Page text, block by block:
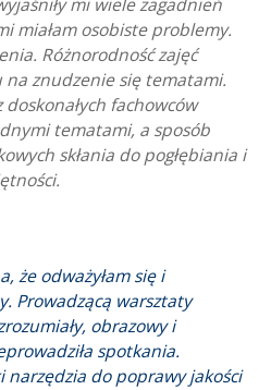
miałam osobiste problemy.
Różnorodność zajęć
na znudzenie się tematami.
fachowców
tematami, a sposób
skłania do pogłębiania i
że odważyłam się i
Prowadzącą warsztaty
obrazowy i
spotkania.
narzędzia do poprawy jakości